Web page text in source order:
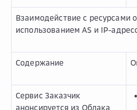
Взаимодействие с ресурсами
использованием AS и IP-
Содержание
Сервис Заказчик
анонсируется из Облака